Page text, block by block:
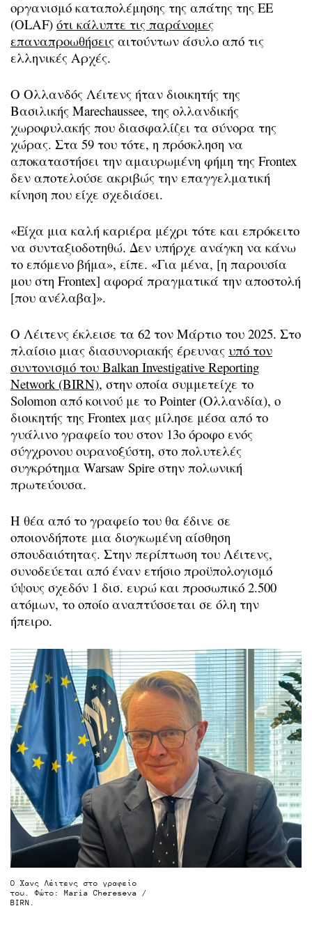
οργανισμό καταπολέμησης της απάτης της ΕΕ
(OLAF) ότι κάλυπτε τις παράνομες
επαναπροωθήσεις αιτούντων άσυλο από τις
ελληνικές Αρχές.
Ο Ολλανδός Λέιτενς ήταν διοικητής της
Βασιλικής Marechaussee, της ολλανδικής
χωροφυλακής που διασφαλίζει τα σύνορα της
χώρας. Στα 59 του τότε, η πρόσκληση να
αποκαταστήσει την αμαυρωμένη φήμη της Frontex
δεν αποτελούσε ακριβώς την επαγγελματική
κίνηση που είχε σχεδιάσει.
«Είχα μια καλή καριέρα μέχρι τότε και επρόκειτο
να συνταξιοδοτηθώ. Δεν υπήρχε ανάγκη να κάνω
το επόμενο βήμα», είπε. «Για μένα, [η παρουσία
μου στη Frontex] αφορά πραγματικά την αποστολή
[που ανέλαβα]».
Ο Λέιτενς έκλεισε τα 62 τον Μάρτιο του 2025. Στο
πλαίσιο μιας διασυνοριακής έρευνας υπό τον
συντονισμό του Balkan Investigative Reporting
Network (BIRN), στην οποία συμμετείχε το
Solomon από κοινού με το Pointer (Ολλανδία), ο
διοικητής της Frontex μας μίλησε μέσα από το
γυάλινο γραφείο του στον 13ο όροφο ενός
σύγχρονου ουρανοξύστη, στο πολυτελές
συγκρότημα Warsaw Spire στην πολωνική
πρωτεύουσα.
Η θέα από το γραφείο του θα έδινε σε
οποιονδήποτε μια διογκωμένη αίσθηση
σπουδαιότητας. Στην περίπτωση του Λέιτενς,
συνοδεύεται από έναν ετήσιο προϋπολογισμό
ύψους σχεδόν 1 δισ. ευρώ και προσωπικό 2.500
ατόμων, το οποίο αναπτύσσεται σε όλη την
ήπειρο.
Ο Χανς Λέιτενς στο γραφείο
του. Φώτο: Maria Chereseva /
BIRN.